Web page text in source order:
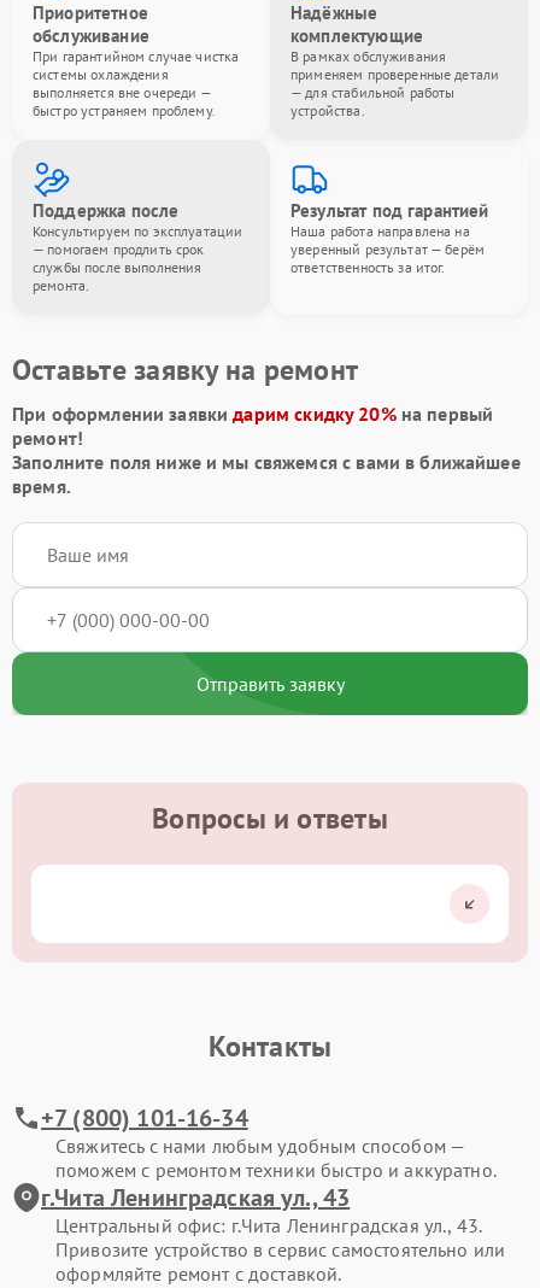
Приоритетное
обслуживание
При гарантийном случае чистка
системы охлаждения
выполняется вне очереди —
быстро устраняем проблему.
Надёжные
комплектующие
В рамках обслуживания
применяем проверенные детали
— для стабильной работы
устройства.
Поддержка после
Консультируем по эксплуатации
— помогаем продлить срок
службы после выполнения
ремонта.
Результат под гарантией
Наша работа направлена на
уверенный результат — берём
ответственность за итог.
Оставьте заявку на ремонт
При оформлении заявкидарим скидку 20%на первый
ремонт!
Заполните поля ниже и мы свяжемся с вами в ближайшее
время.
Отправить заявку
Вопросы и ответы
Контакты
+7 (800) 101-16-34
Свяжитесь с нами любым удобным способом —
поможем с ремонтом техники быстро и аккуратно.
г.Чита Ленинградская ул., 43
Центральный офис: г.Чита Ленинградская ул., 43.
Привозите устройство в сервис самостоятельно или
оформляйте ремонт с доставкой.